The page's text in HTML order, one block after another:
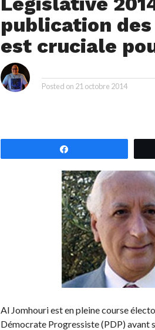
publication des
est cruciale
Posted on 21 octobre 2014
Al Jomhouri est en pleine course
Démocrate Progressiste (PDP) avant